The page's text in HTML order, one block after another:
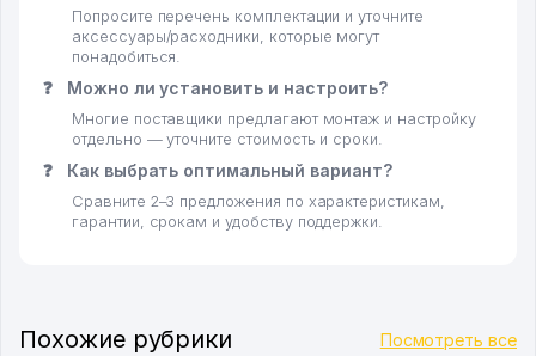
Попросите перечень комплектации и уточните
аксессуары/расходники, которые могут
понадобиться.
❓ Можно ли установить и настроить?
Многие поставщики предлагают монтаж и настройку
отдельно — уточните стоимость и сроки.
❓ Как выбрать оптимальный вариант?
Сравните 2–3 предложения по характеристикам,
гарантии, срокам и удобству поддержки.
Похожие рубрики Посмотреть все